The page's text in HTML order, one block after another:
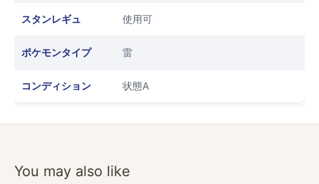
スタンレギュ 使用可
ポケモンタイプ 雷
コンディション 状態A
You may also like